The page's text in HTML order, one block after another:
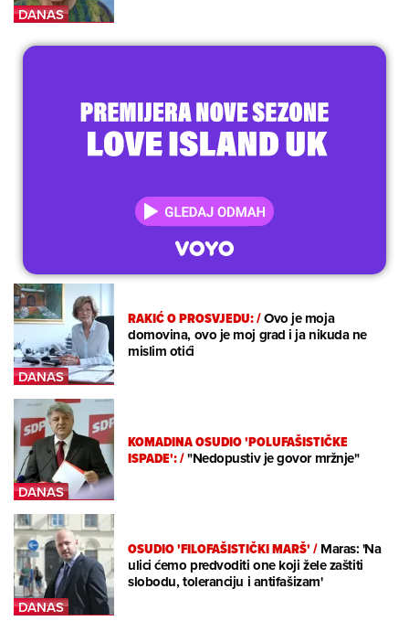
RAKIĆ O PROSVJEDU:/Ovo je moja
domovina, ovo je moj grad i ja nikuda ne
mislim otići
KOMADINA OSUDIO 'POLUFAŠISTIČKE
ISPADE':/"Nedopustiv je govor mržnje"
OSUDIO 'FILOFAŠISTIČKI MARŠ'/Maras: 'Na
ulici ćemo predvoditi one koji žele zaštiti
slobodu, toleranciju i antifašizam'